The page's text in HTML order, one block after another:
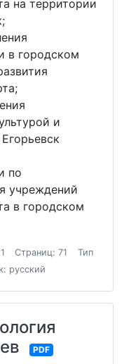
на территории
в городском
и
по
учреждений
в городском
Страниц: 71
Тип
русский
PDF